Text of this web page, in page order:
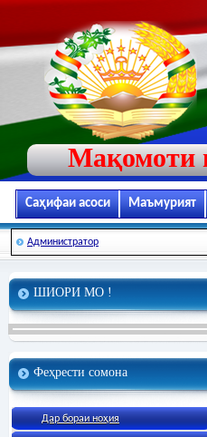
Мақомоти
Саҳифаи асоси Маъмурият
Администратор
ШИОРИ МО !
Феҳрести сомона
Дар бораи ноҳия